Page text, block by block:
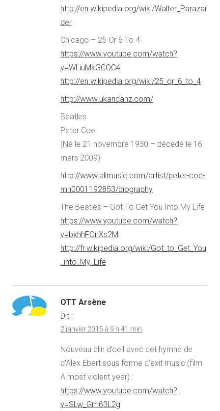
http://en.wikipedia.org/wiki/Walter_Parazai
der
Chicago – 25 Or 6 To 4
https://www.youtube.com/watch?
v=WLiuMkGCOC4
http://en.wikipedia.org/wiki/25_or_6_to_4
http://www.ukandanz.com/
Beatles
Peter Coe
(Né le 21 novembre 1930 – décédé le 16
mars 2009)
http://www.allmusic.com/artist/peter-coe-
mn0001192853/biography
The Beatles – Got To Get You Into My Life
https://www.youtube.com/watch?
v=bxhhFOnXs2M
http://fr.wikipedia.org/wiki/Got_to_Get_You
_into_My_Life
OTT Arsène
Dit :
2 janvier 2015 à 9 h 41 min
Nouveau clin d’oeil avec cet hymne de
d’Alex Ebert sous forme d’exit music (film
A most violent year) :
https://www.youtube.com/watch?
v=SLw_Gm63L2g